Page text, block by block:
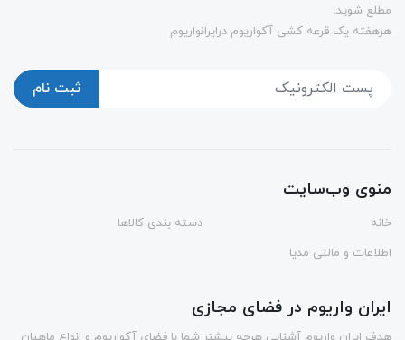
مطلع شوید.
هرهفته یک قرعه کشی آکواریوم درایرانواریوم
ثبت نام
منوی وب‌سایت
خانه
دسته بندی کالاها
اطلاعات و مالتی مدیا
ایران واریوم در فضای مجازی